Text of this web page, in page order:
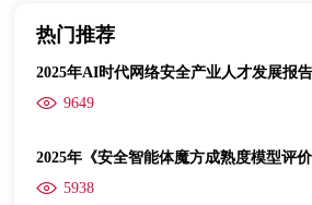
热门推荐
2025年AI时代网络安全产业人才发展报告
9649
2025年《安全智能体魔方成熟度模型评价
5938